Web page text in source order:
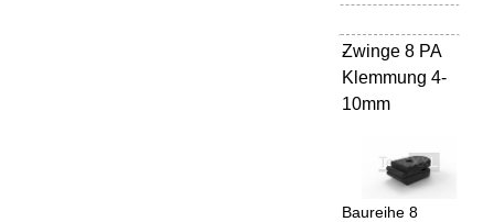
Zwinge 8 PA
Klemmung 4-
10mm
-
Baureihe 8